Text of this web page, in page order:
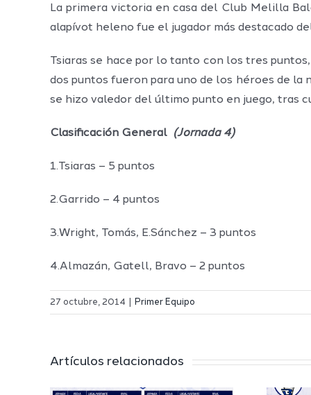
La primera victoria en casa del Club Melilla
alapívot heleno fue el jugador más destacado
Tsiaras se hace por lo tanto con los tres
dos puntos fueron para uno de los héroes de
se hizo valedor del último punto en juego, tras
Clasificación General (Jornada 4)
1.Tsiaras – 5 puntos
2.Garrido – 4 puntos
3.Wright, Tomás, E.Sánchez – 3 puntos
4.Almazán, Gatell, Bravo – 2 puntos
27 octubre, 2014 Primer Equipo
Artículos relacionados
El Melilla